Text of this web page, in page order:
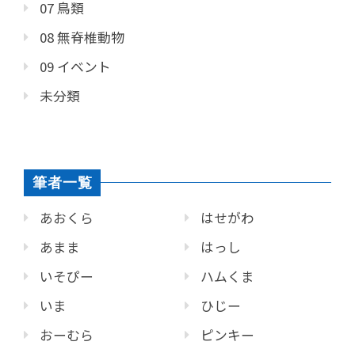
07 鳥類
08 無脊椎動物
09 イベント
未分類
筆者一覧
あおくら
あまま
いそぴー
いま
おーむら
はせがわ
はっし
ハムくま
ひじー
ピンキー